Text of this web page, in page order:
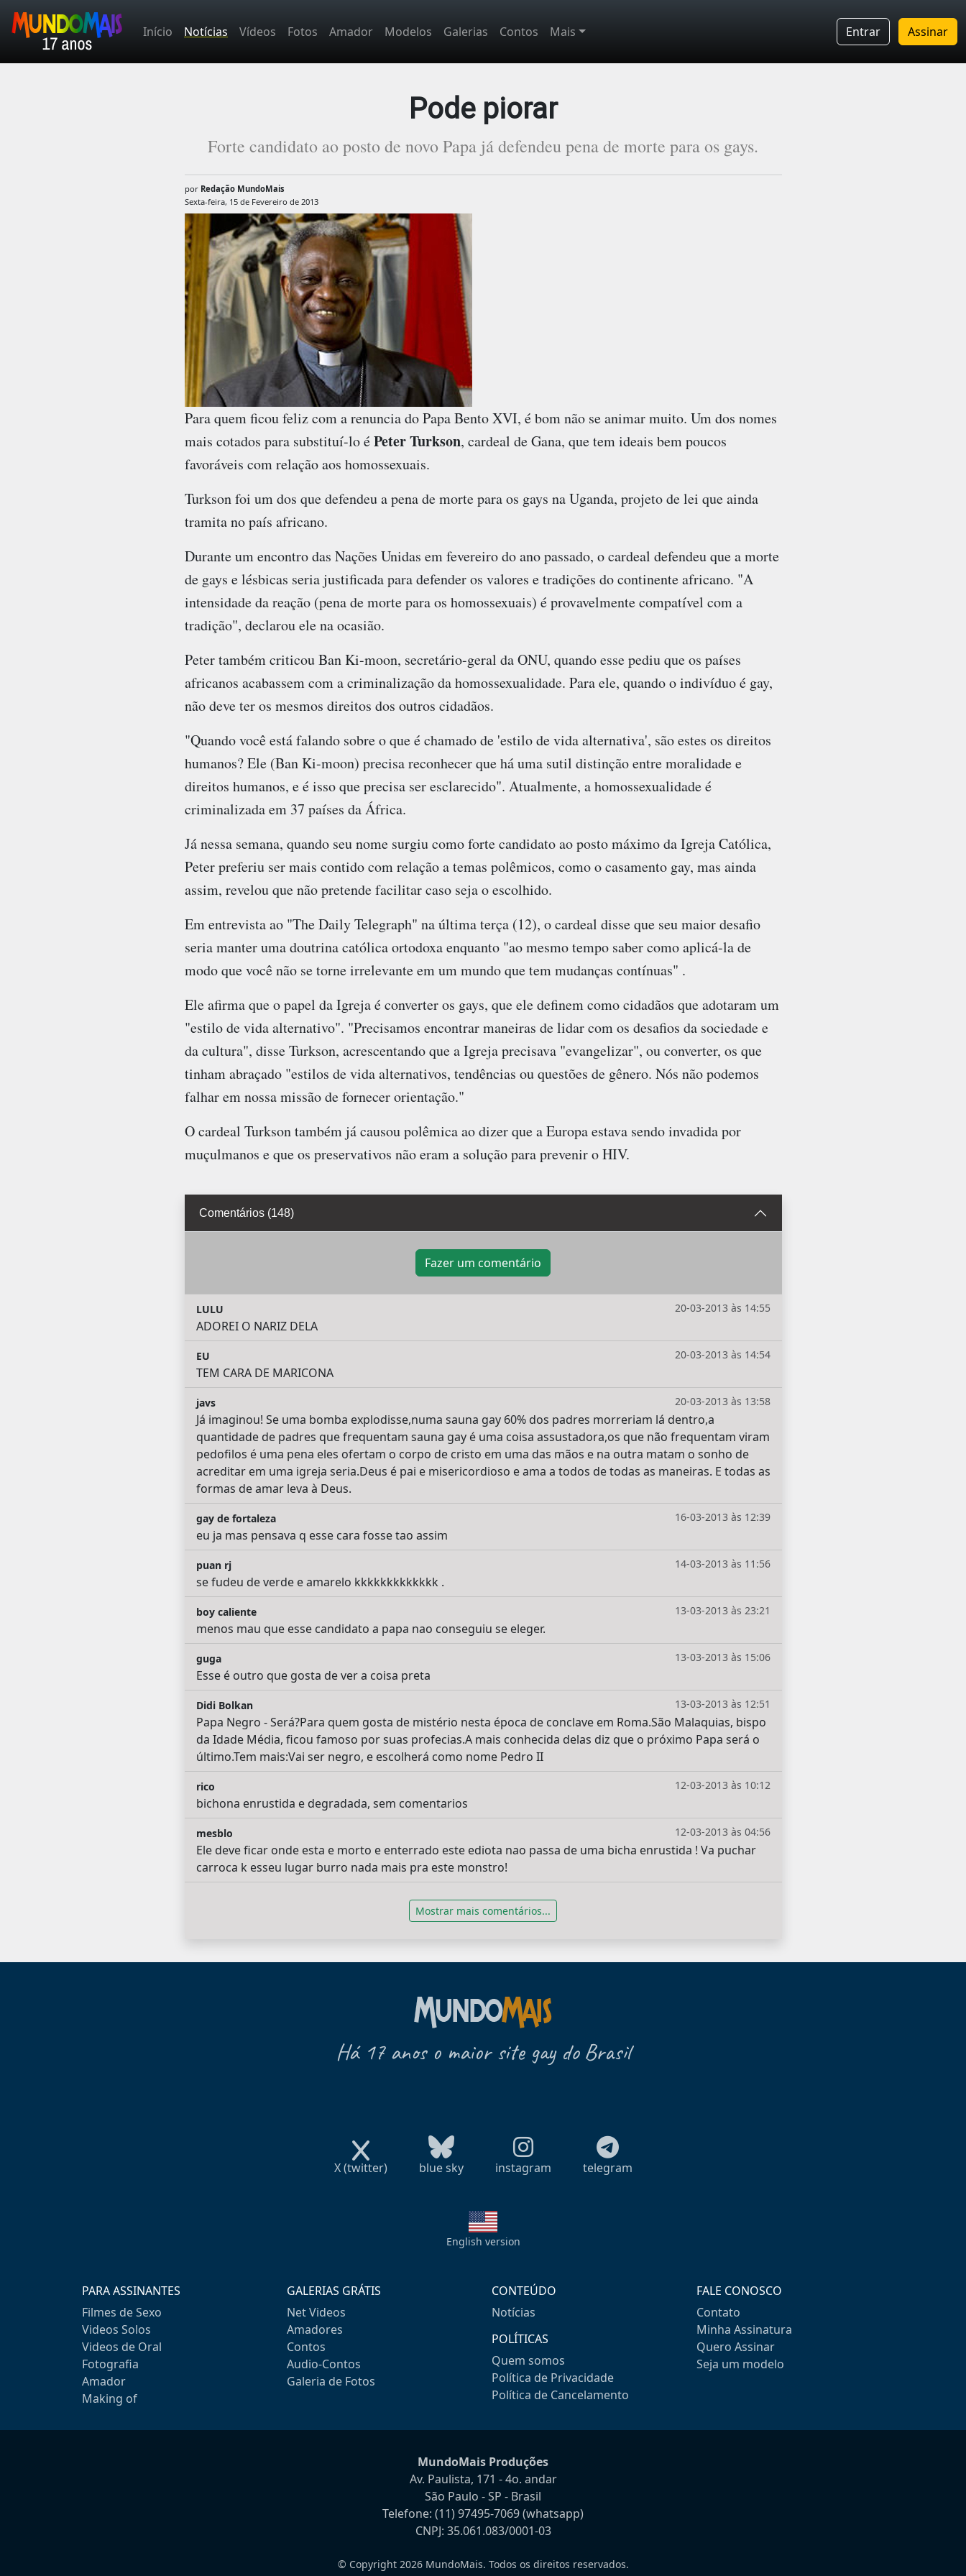
Início Notícias Vídeos Fotos Amador Modelos Galerias Contos Mais Entrar Assinar
Pode piorar
Forte candidato ao posto de novo Papa já defendeu pena de morte para os gays.
por Redação MundoMais
Sexta-feira, 15 de Fevereiro de 2013
Para quem ficou feliz com a renuncia do Papa Bento XVI, é bom não se animar muito. Um dos nomes
mais cotados para substituí-lo éPeter Turkson, cardeal de Gana, que tem ideais bem poucos
favoráveis com relação aos homossexuais.
Turkson foi um dos que defendeu a pena de morte para os gays na Uganda, projeto de lei que ainda
tramita no país africano.
Durante um encontro das Nações Unidas em fevereiro do ano passado, o cardeal defendeu que a morte
de gays e lésbicas seria justificada para defender os valores e tradições do continente africano. "A
intensidade da reação (pena de morte para os homossexuais) é provavelmente compatível com a
tradição", declarou ele na ocasião.
Peter também criticou Ban Ki-moon, secretário-geral da ONU, quando esse pediu que os países
africanos acabassem com a criminalização da homossexualidade. Para ele, quando o indivíduo é gay,
não deve ter os mesmos direitos dos outros cidadãos.
"Quando você está falando sobre o que é chamado de 'estilo de vida alternativa', são estes os direitos
humanos? Ele (Ban Ki-moon) precisa reconhecer que há uma sutil distinção entre moralidade e
direitos humanos, e é isso que precisa ser esclarecido". Atualmente, a homossexualidade é
criminalizada em 37 países da África.
Já nessa semana, quando seu nome surgiu como forte candidato ao posto máximo da Igreja Católica,
Peter preferiu ser mais contido com relação a temas polêmicos, como o casamento gay, mas ainda
assim, revelou que não pretende facilitar caso seja o escolhido.
Em entrevista ao "The Daily Telegraph" na última terça (12), o cardeal disse que seu maior desafio
seria manter uma doutrina católica ortodoxa enquanto "ao mesmo tempo saber como aplicá-la de
modo que você não se torne irrelevante em um mundo que tem mudanças contínuas" .
Ele afirma que o papel da Igreja é converter os gays, que ele definem como cidadãos que adotaram um
"estilo de vida alternativo". "Precisamos encontrar maneiras de lidar com os desafios da sociedade e
da cultura", disse Turkson, acrescentando que a Igreja precisava "evangelizar", ou converter, os que
tinham abraçado "estilos de vida alternativos, tendências ou questões de gênero. Nós não podemos
falhar em nossa missão de fornecer orientação."
O cardeal Turkson também já causou polêmica ao dizer que a Europa estava sendo invadida por
muçulmanos e que os preservativos não eram a solução para prevenir o HIV.
Comentários (148)
Fazer um comentário
20-03-2013 às 14:55
LULU
ADOREI O NARIZ DELA
20-03-2013 às 14:54
EU
TEM CARA DE MARICONA
20-03-2013 às 13:58
javs
Já imaginou! Se uma bomba explodisse,numa sauna gay 60% dos padres morreriam lá dentro,a
quantidade de padres que frequentam sauna gay é uma coisa assustadora,os que não frequentam viram
pedofilos é uma pena eles ofertam o corpo de cristo em uma das mãos e na outra matam o sonho de
acreditar em uma igreja seria.Deus é pai e misericordioso e ama a todos de todas as maneiras. E todas as
formas de amar leva à Deus.
16-03-2013 às 12:39
gay de fortaleza
eu ja mas pensava q esse cara fosse tao assim
14-03-2013 às 11:56
puan rj
se fudeu de verde e amarelo kkkkkkkkkkkkk .
13-03-2013 às 23:21
boy caliente
menos mau que esse candidato a papa nao conseguiu se eleger.
13-03-2013 às 15:06
guga
Esse é outro que gosta de ver a coisa preta
13-03-2013 às 12:51
Didi Bolkan
Papa Negro - Será?Para quem gosta de mistério nesta época de conclave em Roma.São Malaquias, bispo
da Idade Média, ficou famoso por suas profecias.A mais conhecida delas diz que o próximo Papa será o
último.Tem mais:Vai ser negro, e escolherá como nome Pedro II
12-03-2013 às 10:12
rico
bichona enrustida e degradada, sem comentarios
12-03-2013 às 04:56
mesblo
Ele deve ficar onde esta e morto e enterrado este ediota nao passa de uma bicha enrustida ! Va puchar
carroca k esseu lugar burro nada mais pra este monstro!
Mostrar mais comentários...
Há 17 anos o maior site gay do Brasil
X (twitter) blue sky instagram telegram
English version
PARA ASSINANTES
Filmes de Sexo
Videos Solos
Videos de Oral
Fotografia
Amador
Making of
GALERIAS GRÁTIS
Net Videos
Amadores
Contos
Audio-Contos
Galeria de Fotos
CONTEÚDO
Notícias
POLÍTICAS
Quem somos
Política de Privacidade
Política de Cancelamento
FALE CONOSCO
Contato
Minha Assinatura
Quero Assinar
Seja um modelo
MundoMais Produções
Av. Paulista, 171 - 4o. andar
São Paulo - SP - Brasil
Telefone: (11) 97495-7069(whatsapp)
CNPJ: 35.061.083/0001-03
© Copyright 2026 MundoMais. Todos os direitos reservados.